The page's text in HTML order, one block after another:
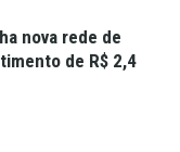
nova rede de
de R$ 2,4